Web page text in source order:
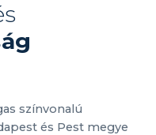
színvonalú
és Pest megye